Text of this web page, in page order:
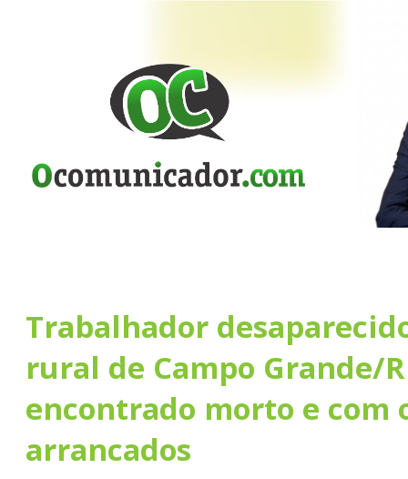
Trabalhador
rural de Campo Grande/
encontrado morto e com
arrancados